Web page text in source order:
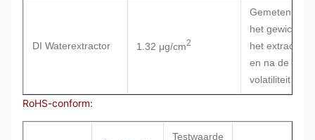
DI Waterextractor 1.32 μg/cm2
Gemeten door
het gewicht
het extract
en na de
volatiliteit
RoHS-conform:
Testwaarde